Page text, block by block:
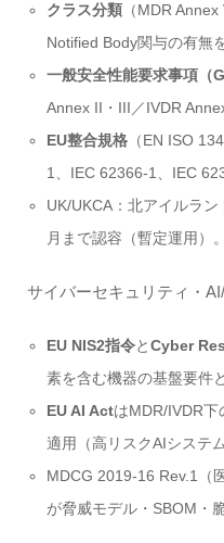
クラス分類 （MDR
Notified Body関与の有無
一般安全性能要求事項（
Annex II・III／IVDR
EU整合規格 （EN ISO
1、IEC 62366-1、IEC
UK/UKCA：北アイルラ
月まで認容（暫定運用）。
サイバーセキュリティ・
EU NIS2指令とCyber
素を含む機器の基盤要件
EU AI ActはMDR/IVDR
適用（高リスクAIシステ
MDCG 2019-16 Rev.1（
が脅威モデル・SBOM・